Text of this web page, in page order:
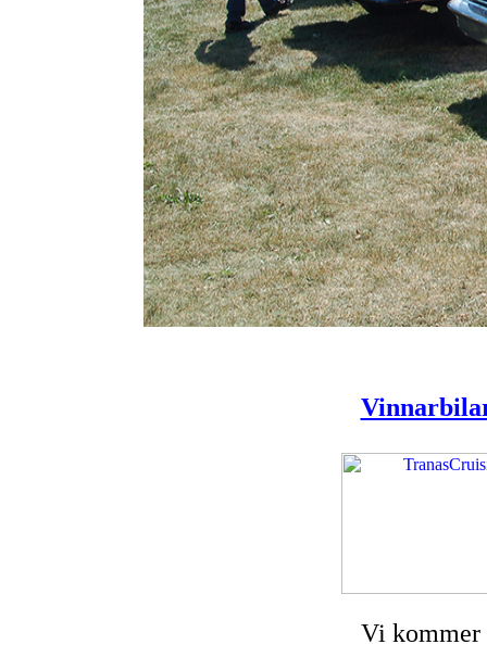
Vi kommer